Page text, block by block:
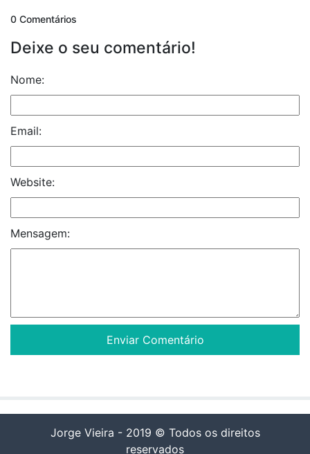
0 Comentários
Deixe o seu comentário!
Nome:
Email:
Website:
Mensagem:
Jorge Vieira - 2019 © Todos os direitos
reservados